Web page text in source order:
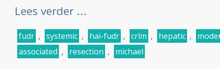
Lees verder ...
fudr , systemic , hai-fudr , crlm , hepatic ,
associated , resection , michael